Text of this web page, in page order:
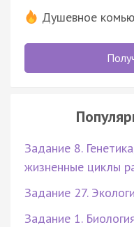
Душевное
Задание 8.
жизненные циклы
Задание 27.
Задание 1.